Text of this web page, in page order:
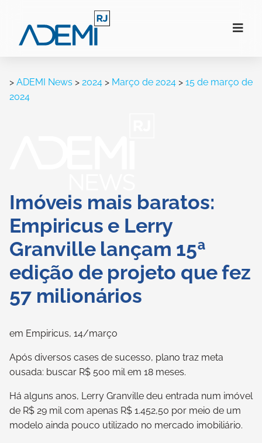
> ADEMI News > 2024 > Março de 2024 > 15 de março de
2024
Imóveis mais baratos:
Empiricus e Lerry
Granville lançam 15ª
edição de projeto que fez
57 milionários
em Empiricus, 14/março
Após diversos cases de sucesso, plano traz meta
ousada: buscar R$ 500 mil em 18 meses.
Há alguns anos, Lerry Granville deu entrada num imóvel
de R$ 29 mil com apenas R$ 1.452,50 por meio de um
modelo ainda pouco utilizado no mercado imobiliário.